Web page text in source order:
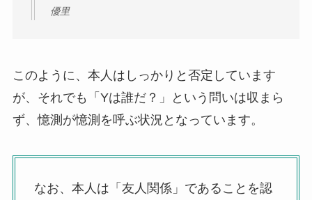
優里
このように、本人はしっかりと否定しています
が、それでも「Yは誰だ？」という問いは収まら
ず、憶測が憶測を呼ぶ状況となっています。
なお、本人は「友人関係」であることを認